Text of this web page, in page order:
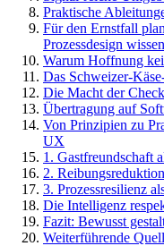
Praktische
Für den Ernstfall
Prozessdesign wissen
Warum Hoffnung
Das Schweizer-
Die Macht der
Übertragung auf
Von Prinzipien zu
UX
1. Gastfreundschaft
2.
3. Prozessresilienz
Die Intelligenz
Fazit: Bewusst
Weiterführende